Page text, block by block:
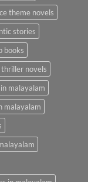
theme novels
stories
books
novels
malayalam
malayalam